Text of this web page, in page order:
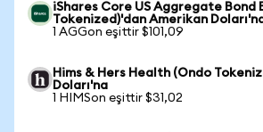
iShares Core US Aggregate Bond
Tokenized)'dan Amerikan
1 AGGon eşittir $101,09
Hims & Hers Health (Ondo
Doları'na
1 HIMSon eşittir $31,02